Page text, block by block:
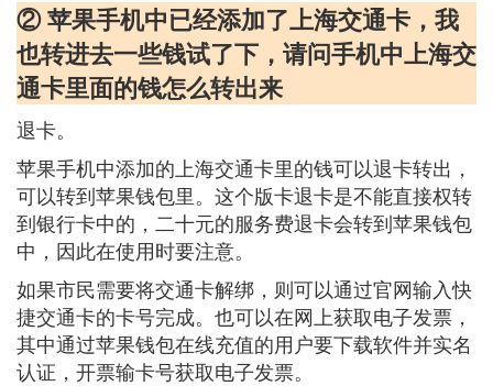
② 苹果手机中已经添加了上海交通卡，我
也转进去一些钱试了下，请问手机中上海交
通卡里面的钱怎么转出来
退卡。
苹果手机中添加的上海交通卡里的钱可以退卡转出，
可以转到苹果钱包里。这个版卡退卡是不能直接权转
到银行卡中的，二十元的服务费退卡会转到苹果钱包
中，因此在使用时要注意。
如果市民需要将交通卡解绑，则可以通过官网输入快
捷交通卡的卡号完成。也可以在网上获取电子发票，
其中通过苹果钱包在线充值的用户要下载软件并实名
认证，开票输卡号获取电子发票。